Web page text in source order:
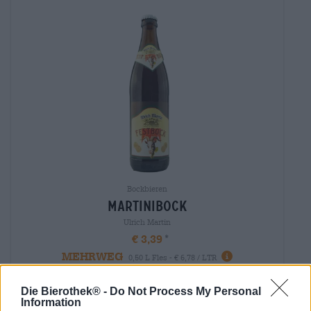
Die Bierothek® - Do Not Process My Personal
Information
Bockbieren
martinibock
Ulrich Martin
€ 3,39
MEHRWEG
0,50 L Fles - € 6,78 / LTR
Uitverkocht